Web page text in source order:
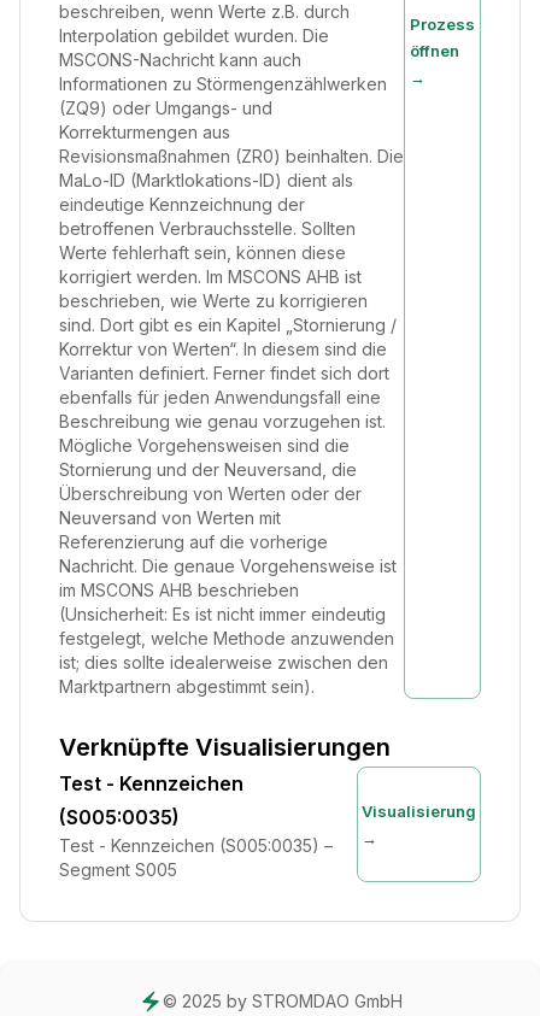
beschreiben, wenn Werte z.B. durch
Interpolation gebildet wurden. Die
MSCONS-Nachricht kann auch
Informationen zu Störmengenzählwerken
(ZQ9) oder Umgangs- und
Korrekturmengen aus
Revisionsmaßnahmen (ZR0) beinhalten. Die
MaLo-ID (Marktlokations-ID) dient als
eindeutige Kennzeichnung der
betroffenen Verbrauchsstelle. Sollten
Werte fehlerhaft sein, können diese
korrigiert werden. Im MSCONS AHB ist
beschrieben, wie Werte zu korrigieren
sind. Dort gibt es ein Kapitel „Stornierung /
Korrektur von Werten“. In diesem sind die
Varianten definiert. Ferner findet sich dort
ebenfalls für jeden Anwendungsfall eine
Beschreibung wie genau vorzugehen ist.
Mögliche Vorgehensweisen sind die
Stornierung und der Neuversand, die
Überschreibung von Werten oder der
Neuversand von Werten mit
Referenzierung auf die vorherige
Nachricht. Die genaue Vorgehensweise ist
im MSCONS AHB beschrieben
(Unsicherheit: Es ist nicht immer eindeutig
festgelegt, welche Methode anzuwenden
ist; dies sollte idealerweise zwischen den
Marktpartnern abgestimmt sein).
Prozess
öffnen
→
Verknüpfte Visualisierungen
Test - Kennzeichen
(S005:0035)
Test - Kennzeichen (S005:0035) –
Segment S005
Visualisierung
→
© 2025 by STROMDAO GmbH